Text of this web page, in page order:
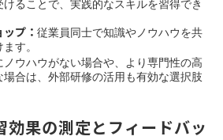
ることで、実践的なスキルを習得でき
プ： 従業員同士で知識やノウハウを共
す。
ノウハウがない場合や、より専門性の高
合は、外部研修の活用も有効な選択肢
効果の測定とフィードバッ